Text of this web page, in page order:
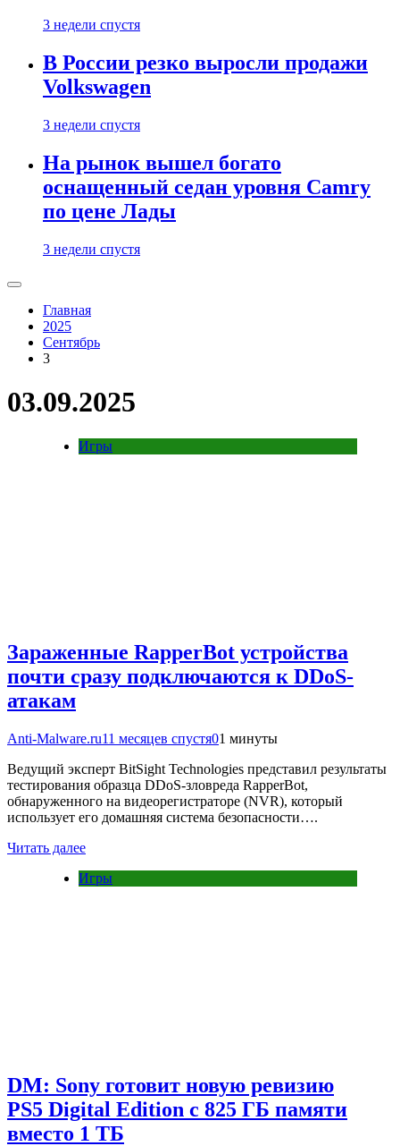
3 недели спустя
В России резко выросли продажи
Volkswagen
3 недели спустя
На рынок вышел богато
оснащенный седан уровня Camry
по цене Лады
3 недели спустя
Главная
2025
Сентябрь
3
03.09.2025
Игры
Зараженные RapperBot устройства
почти сразу подключаются к DDoS-
атакам
Anti-Malware.ru11 месяцев спустя01 минуты
Ведущий эксперт BitSight Technologies представил результаты
тестирования образца DDoS-зловреда RapperBot,
обнаруженного на видеорегистраторе (NVR), который
использует его домашняя система безопасности….
Читать далее
Игры
DM: Sony готовит новую ревизию
PS5 Digital Edition c 825 ГБ памяти
вместо 1 ТБ